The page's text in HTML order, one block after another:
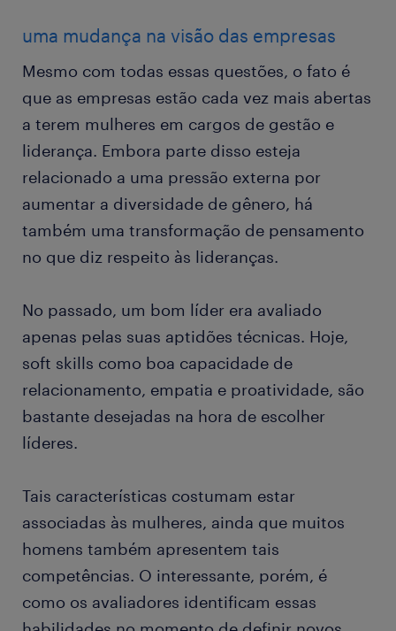
uma mudança na visão das empresas
Mesmo com todas essas questões, o fato é
que as empresas estão cada vez mais abertas
a terem mulheres em cargos de gestão e
liderança. Embora parte disso esteja
relacionado a uma pressão externa por
aumentar a diversidade de gênero, há
também uma transformação de pensamento
no que diz respeito às lideranças.
No passado, um bom líder era avaliado
apenas pelas suas aptidões técnicas. Hoje,
soft skills como boa capacidade de
relacionamento, empatia e proatividade, são
bastante desejadas na hora de escolher
líderes.
Tais características costumam estar
associadas às mulheres, ainda que muitos
homens também apresentem tais
competências. O interessante, porém, é
como os avaliadores identificam essas